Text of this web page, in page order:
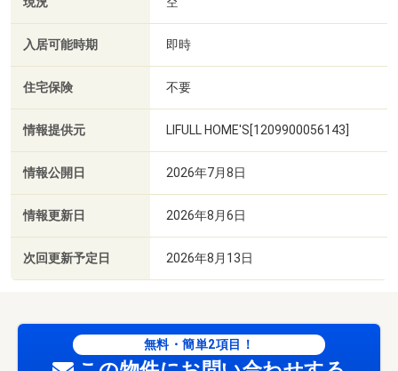
入居可能時期 即時
住宅保険 不要
情報提供元 LIFULL HOME'S[1209900056143]
情報公開日 2026年7月8日
情報更新日 2026年8月6日
次回更新予定日 2026年8月13日
無料・簡単2項目！